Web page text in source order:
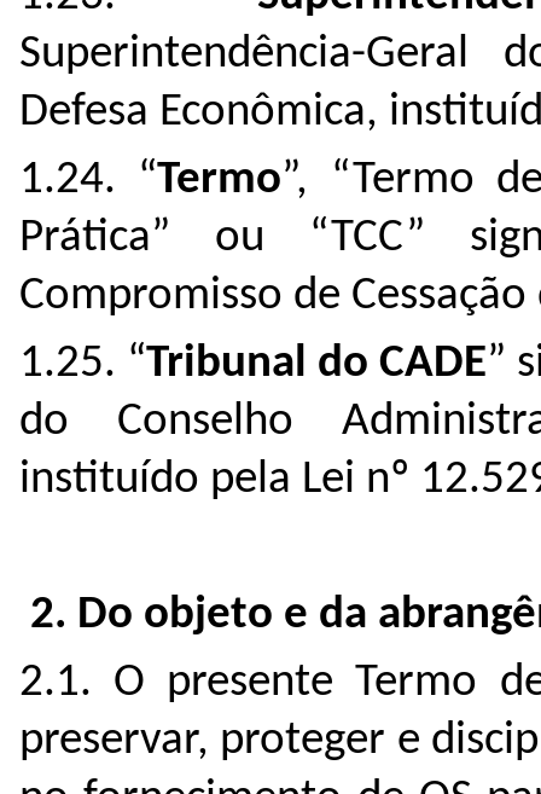
Superintendência-Geral
Defesa Econômica,
1.24. “Termo”, “Termo
Prática” ou “TCC”
Compromisso de
1.25. “Tribunal do CADE”
do Conselho
instituído pela Lei nº
2. Do objeto e da
2.1. O presente Termo
preservar, proteger e